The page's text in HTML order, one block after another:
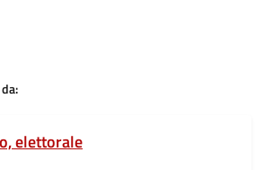
elettorale